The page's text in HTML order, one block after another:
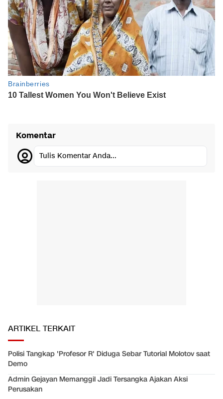
Komentar
Tulis Komentar Anda...
ARTIKEL TERKAIT
Polisi Tangkap 'Profesor R' Diduga Sebar Tutorial Molotov saat
Demo
Admin Gejayan Memanggil Jadi Tersangka Ajakan Aksi
Perusakan